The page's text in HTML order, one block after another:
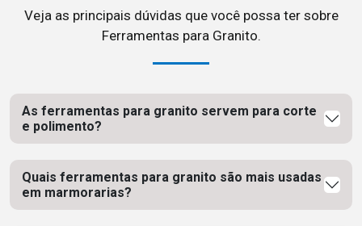
Veja as principais dúvidas que você possa ter sobre
Ferramentas para Granito.
As ferramentas para granito servem para corte
e polimento?
Quais ferramentas para granito são mais usadas
em marmorarias?